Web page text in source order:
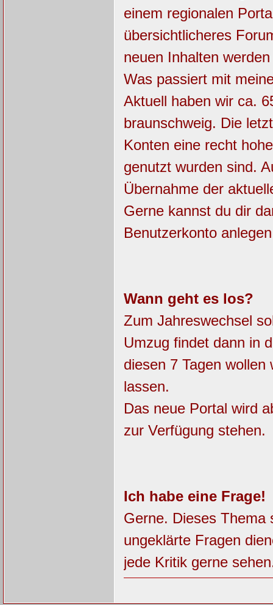
einem regionalen
übersichtlicheres
neuen Inhalten
Was passiert mit
Aktuell haben wir ca.
braunschweig. Die
Konten eine recht
genutzt wurden sind.
Übernahme der
Gerne kannst du dir
Benutzerkonto
Wann geht es los?
Zum Jahreswechsel
Umzug findet dann in
diesen 7 Tagen
lassen.
Das neue Portal wird
zur Verfügung stehen.
Ich habe eine Frage!
Gerne. Dieses Thema
ungeklärte Fragen
jede Kritik gerne